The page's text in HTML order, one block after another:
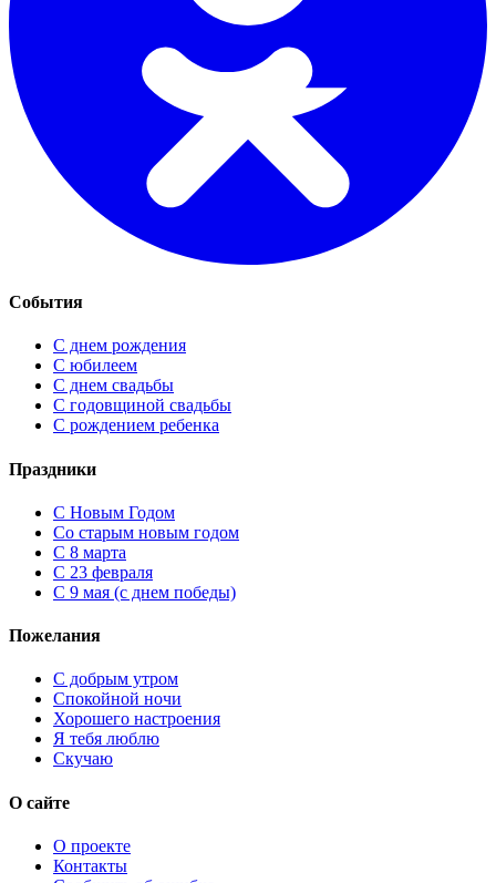
События
С днем рождения
С юбилеем
С днем свадьбы
С годовщиной свадьбы
С рождением ребенка
Праздники
C Новым Годом
Cо старым новым годом
С 8 марта
С 23 февраля
С 9 мая (с днем победы)
Пожелания
С добрым утром
Спокойной ночи
Хорошего настроения
Я тебя люблю
Скучаю
О сайте
О проекте
Контакты